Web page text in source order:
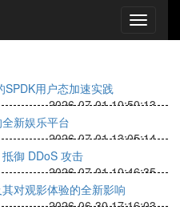
用户态加速实践
2026-07-01 10:50:13
新娱乐平台
2026-07-01 13:05:14
御 DDoS 攻击
2026-07-01 10:46:35
对观影体验的全新影响
2026-06-30 17:16:03